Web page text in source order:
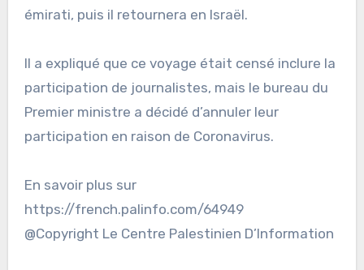
émirati, puis il retournera en Israël.
Il a expliqué que ce voyage était censé inclure la
participation de journalistes, mais le bureau du
Premier ministre a décidé d’annuler leur
participation en raison de Coronavirus.
En savoir plus sur
https://french.palinfo.com/64949
@Copyright Le Centre Palestinien D’Information